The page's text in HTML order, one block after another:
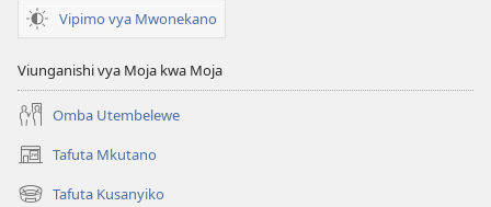
Vipimo vya Mwonekano
Viunganishi vya Moja kwa Moja
Omba Utembelewe
Tafuta Mkutano
(opens
new Tafuta Kusanyiko